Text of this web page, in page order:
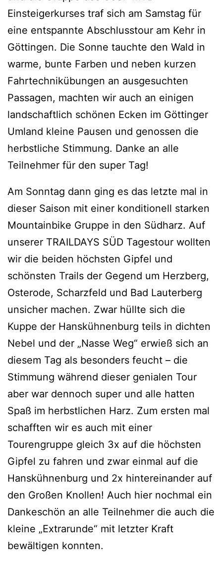
Einsteigerkurses traf sich am Samstag für
eine entspannte Abschlusstour am Kehr in
Göttingen. Die Sonne tauchte den Wald in
warme, bunte Farben und neben kurzen
Fahrtechnikübungen an ausgesuchten
Passagen, machten wir auch an einigen
landschaftlich schönen Ecken im Göttinger
Umland kleine Pausen und genossen die
herbstliche Stimmung. Danke an alle
Teilnehmer für den super Tag!
Am Sonntag dann ging es das letzte mal in
dieser Saison mit einer konditionell starken
Mountainbike Gruppe in den Südharz. Auf
unserer TRAILDAYS SÜD Tagestour wollten
wir die beiden höchsten Gipfel und
schönsten Trails der Gegend um Herzberg,
Osterode, Scharzfeld und Bad Lauterberg
unsicher machen. Zwar hüllte sich die
Kuppe der Hanskühnenburg teils in dichten
Nebel und der „Nasse Weg“ erwieß sich an
diesem Tag als besonders feucht – die
Stimmung während dieser genialen Tour
aber war dennoch super und alle hatten
Spaß im herbstlichen Harz. Zum ersten mal
schafften wir es auch mit einer
Tourengruppe gleich 3x auf die höchsten
Gipfel zu fahren und zwar einmal auf die
Hanskühnenburg und 2x hintereinander auf
den Großen Knollen! Auch hier nochmal ein
Dankeschön an alle Teilnehmer die auch die
kleine „Extrarunde“ mit letzter Kraft
bewältigen konnten.